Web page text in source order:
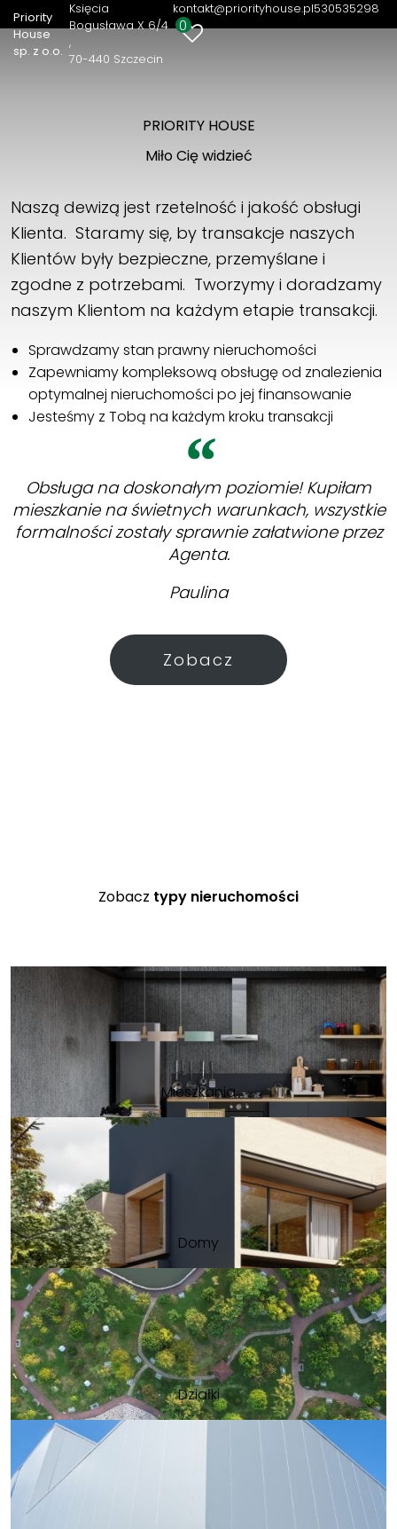
Priority
House
sp. z o.o.
Księcia
Bogusława X 6/4
70-440 Szczecin
kontakt@priorityhouse.pl530535298
0
PRIORITY HOUSE
Miło Cię widzieć
Naszą dewizą jest rzetelność i jakość obsługi
Klienta. Staramy się, by transakcje naszych
Klientów były bezpieczne, przemyślane i
zgodne z potrzebami. Tworzymy i doradzamy
naszym Klientom na każdym etapie transakcji.
Sprawdzamy stan prawny nieruchomości
Zapewniamy kompleksową obsługę od znalezienia
optymalnej nieruchomości po jej finansowanie
Jesteśmy z Tobą na każdym kroku transakcji
Obsługa na doskonałym poziomie! Kupiłam
mieszkanie na świetnych warunkach, wszystkie
formalności zostały sprawnie załatwione przez
Agenta.
Paulina
Zobacz
Zobacz typy nieruchomości
Mieszkania
Domy
Działki